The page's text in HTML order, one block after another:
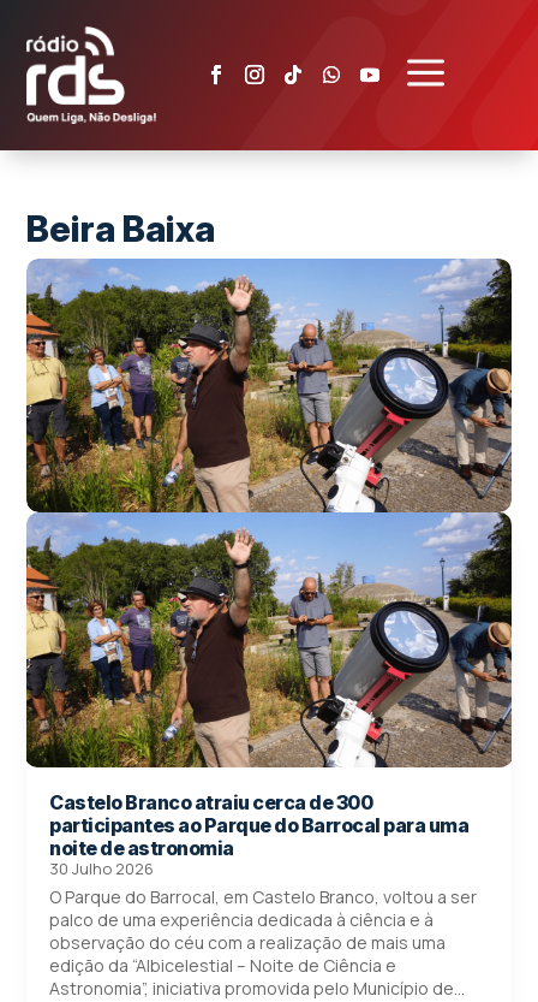
a
Beira Baixa
Castelo Branco atraiu cerca de 300
participantes ao Parque do Barrocal para uma
noite de astronomia
30 Julho 2026
O Parque do Barrocal, em Castelo Branco, voltou a ser
palco de uma experiência dedicada à ciência e à
observação do céu com a realização de mais uma
edição da “Albicelestial – Noite de Ciência e
Astronomia”, iniciativa promovida pelo Município de...